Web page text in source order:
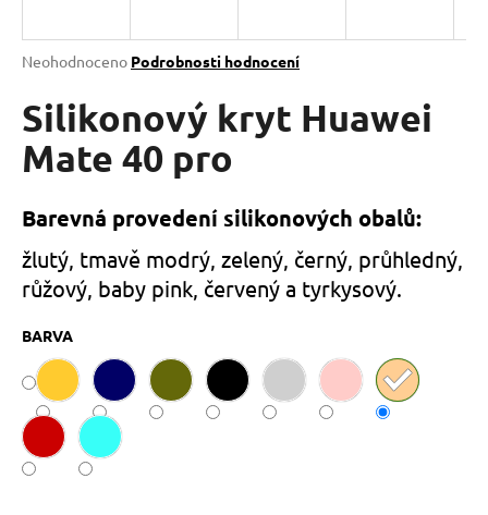
Průměrné
produktu
je
0,0
z
Neohodnoceno Podrobnosti hodnocení
Silikonový kryt Huawei
Mate 40 pro
Barevná provedení silikonových obalů:
žlutý, tmavě modrý, zelený, černý, průhledný,
růžový, baby pink, červený a tyrkysový.
BARVA
j
t
?
HLEDAT
D
o
p
o
r
u